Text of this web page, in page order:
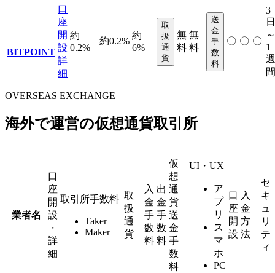
BITPOINT
口
座
開
設
詳
細
約
0.2%
約0.2%
約
6%
取
扱
通
貨
無
料
無
料
送
金
手
数
料
〇 〇 〇
3
日
～
1
週
間
OVERSEAS EXCHANGE
海外で運営の仮想通貨取引所
業者名
口
座
開
設
・
詳
細
取引所手数料
Taker
Maker
取
扱
通
貨
入
金
手
数
料
出
金
手
数
料
仮
想
通
貨
送
金
手
数
料
UI・UX
ア
プ
リ
ス
マ
ホ
PC
口
座
開
設
入
金
方
法
セ
キ
ュ
リ
テ
ィ